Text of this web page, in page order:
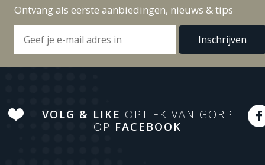
Ontvang als eerste aanbiedingen, nieuws & tips
VOLG & LIKE OPTIEK VAN GORP
OP FACEBOOK